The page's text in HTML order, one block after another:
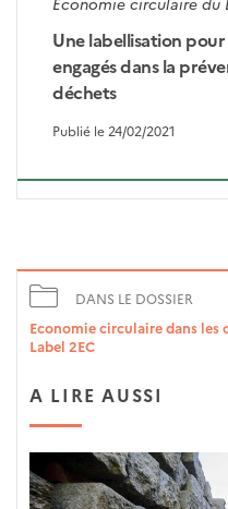
Une labellisation
engagés dans la
déchets
Publié le 24/02/2021
DANS LE DOSSIER
Economie circulaire dans les
Label 2EC
A LIRE AUSSI